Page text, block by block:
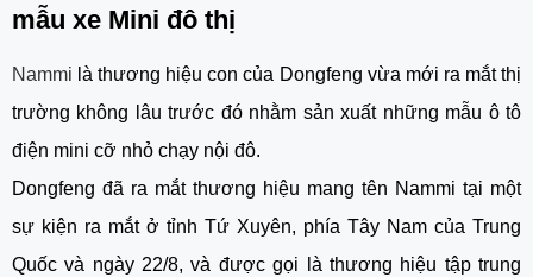
mẫu xe Mini đô thị
Nammi là thương hiệu con của Dongfeng vừa mới ra mắt thị
trường không lâu trước đó nhằm sản xuất những mẫu ô tô
điện mini cỡ nhỏ chạy nội đô.
Dongfeng đã ra mắt thương hiệu mang tên Nammi tại một
sự kiện ra mắt ở tỉnh Tứ Xuyên, phía Tây Nam của Trung
Quốc và ngày 22/8, và được gọi là thương hiệu tập trung